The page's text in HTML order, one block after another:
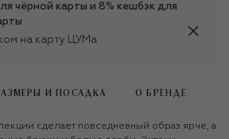
чёрной карты и 8% кешбэк для
на карту ЦУМа
И ПОСАДКА О БРЕНДЕ
сделает повседневный образ ярче, а